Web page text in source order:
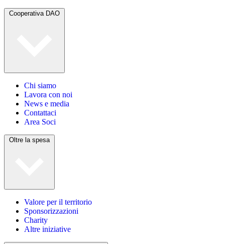
Cooperativa DAO
Chi siamo
Lavora con noi
News e media
Contattaci
Area Soci
Oltre la spesa
Valore per il territorio
Sponsorizzazioni
Charity
Altre iniziative